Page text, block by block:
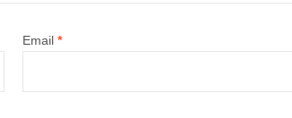
Email *